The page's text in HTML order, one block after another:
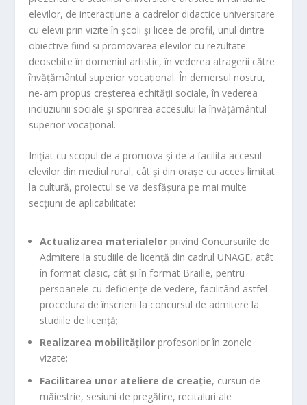
elevilor, de interacțiune a cadrelor didactice universitare
cu elevii prin vizite în școli și licee de profil, unul dintre
obiective fiind și promovarea elevilor cu rezultate
deosebite în domeniul artistic, în vederea atragerii către
învățământul superior vocațional. În demersul nostru,
ne-am propus creșterea echității sociale, în vederea
incluziunii sociale și sporirea accesului la învățământul
superior vocațional.
Inițiat cu scopul de a promova și de a facilita accesul
elevilor din mediul rural, cât și din orașe cu acces limitat
la cultură, proiectul se va desfășura pe mai multe
secțiuni de aplicabilitate:
Actualizarea materialelor privind Concursurile de
Admitere la studiile de licență din cadrul UNAGE, atât
în format clasic, cât și în format Braille, pentru
persoanele cu deficiențe de vedere, facilitând astfel
procedura de înscrierii la concursul de admitere la
studiile de licență;
Realizarea mobilităților profesorilor în zonele
vizate;
Facilitarea unor ateliere de creație, cursuri de
măiestrie, sesiuni de pregătire, recitaluri ale